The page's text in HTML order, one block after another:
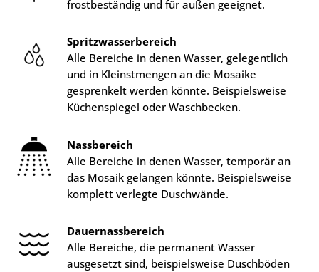
frostbeständig und für außen geeignet.
Spritzwasserbereich
Alle Bereiche in denen Wasser, gelegentlich
und in Kleinstmengen an die Mosaike
gesprenkelt werden könnte. Beispielsweise
Küchenspiegel oder Waschbecken.
Nassbereich
Alle Bereiche in denen Wasser, temporär an
das Mosaik gelangen könnte. Beispielsweise
komplett verlegte Duschwände.
Dauernassbereich
Alle Bereiche, die permanent Wasser
ausgesetzt sind, beispielsweise Duschböden